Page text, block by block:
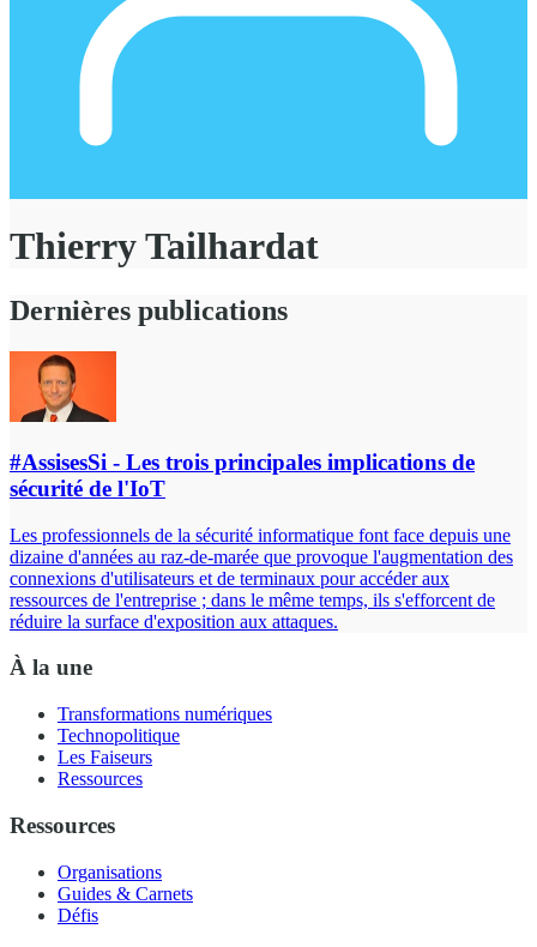
Thierry Tailhardat
Dernières publications
#AssisesSi - Les trois principales implications de
sécurité de l'IoT
Les professionnels de la sécurité informatique font face depuis une
dizaine d'années au raz-de-marée que provoque l'augmentation des
connexions d'utilisateurs et de terminaux pour accéder aux
ressources de l'entreprise ; dans le même temps, ils s'efforcent de
réduire la surface d'exposition aux attaques.
À la une
Transformations numériques
Technopolitique
Les Faiseurs
Ressources
Ressources
Organisations
Guides & Carnets
Défis